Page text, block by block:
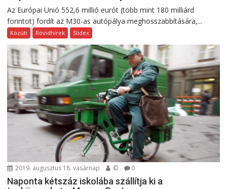
Az Európai Unió 552,6 millió eurót (több mint 180 milliárd
forintot) fordít az M30-as autópálya meghosszabbítására,...
Közúti Rövidhírek Slidex
2019. augusztus 18. vasárnap © 0
Naponta kétszáz iskolába szállítja ki a